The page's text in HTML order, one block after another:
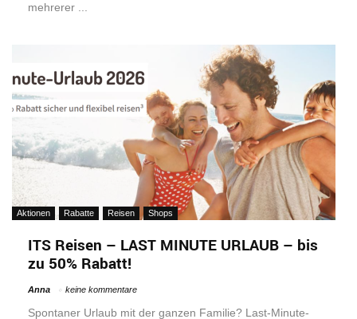
mehrerer ...
Aktionen Rabatte Reisen Shops
ITS Reisen – LAST MINUTE URLAUB – bis
zu 50% Rabatt!
Anna keine kommentare
Spontaner Urlaub mit der ganzen Familie? Last-Minute-